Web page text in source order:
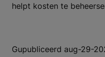
helpt kosten te
Gupubliceerd aug-29-